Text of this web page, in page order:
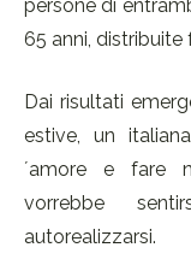
persone di
65 anni, distribuite
Dai risultati
estive, un
´amore e fare
vorrebbe
autorealizzarsi.